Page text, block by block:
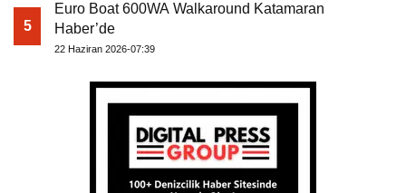
5
Euro Boat 600WA Walkaround Katamaran
Haber’de
22 Haziran 2026-07:39